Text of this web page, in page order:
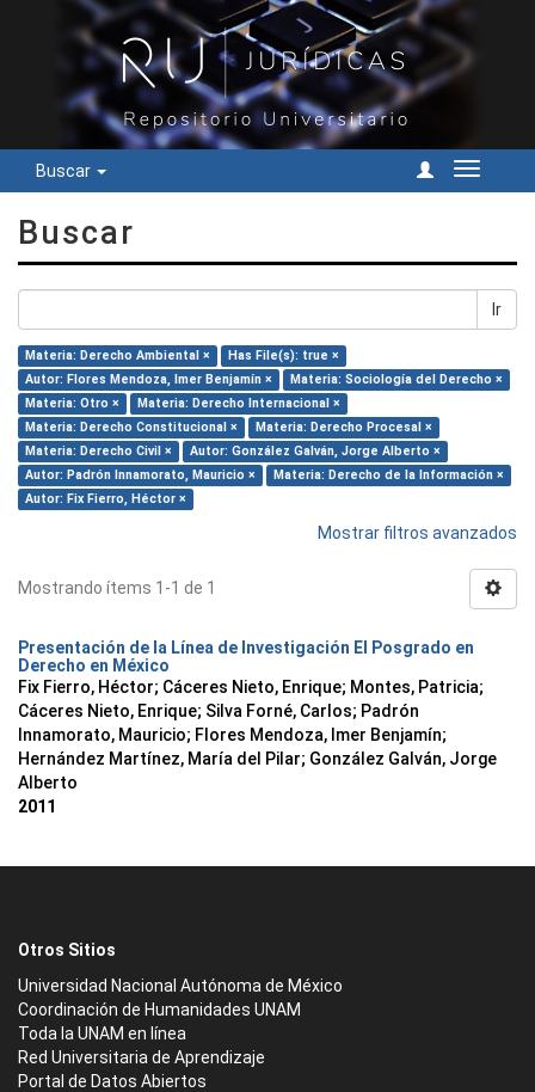
Buscar
Cambiar
Buscar
Ir
Materia: Derecho Ambiental ×
Has File(s): true ×
Autor: Flores Mendoza, Imer Benjamín ×
Materia: Sociología del Derecho ×
Materia: Otro ×
Materia: Derecho Internacional ×
Materia: Derecho Constitucional ×
Materia: Derecho Procesal ×
Materia: Derecho Civil ×
Autor: González Galván, Jorge Alberto ×
Autor: Padrón Innamorato, Mauricio ×
Materia: Derecho de la Información ×
Autor: Fix Fierro, Héctor ×
Mostrar filtros avanzados
Mostrando ítems 1-1 de 1
Presentación de la Línea de Investigación El Posgrado en
Derecho en México
Fix Fierro, Héctor; Cáceres Nieto, Enrique; Montes, Patricia;
Cáceres Nieto, Enrique; Silva Forné, Carlos; Padrón
Innamorato, Mauricio; Flores Mendoza, Imer Benjamín;
Hernández Martínez, María del Pilar; González Galván, Jorge
Alberto
2011
Otros Sitios
Universidad Nacional Autónoma de México
Coordinación de Humanidades UNAM
Toda la UNAM en línea
Red Universitaria de Aprendizaje
Portal de Datos Abiertos